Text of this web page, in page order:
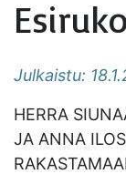
Julkaistu:
HERRA
JA ANNA